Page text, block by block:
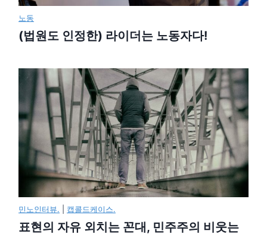
노동
(법원도 인정한) 라이더는 노동자다!
민노인터뷰. 캡콜드케이스.
표현의 자유 외치는 꼰대, 민주주의 비웃는